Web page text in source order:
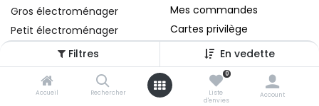
Filtres En vedette
Accueil Rechercher
0
Liste
d'envies
Account
Gros électroménager
Petit électroménager
Tv , Son , multimédia
Programme de bureau
Décorations
Mes commandes
Cartes privilège
A propos